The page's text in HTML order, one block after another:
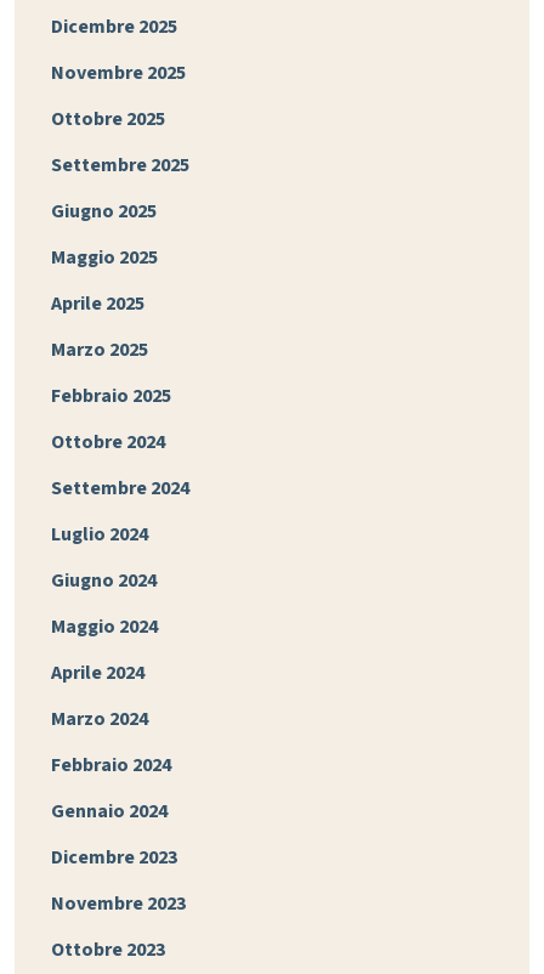
Dicembre 2025
Novembre 2025
Ottobre 2025
Settembre 2025
Giugno 2025
Maggio 2025
Aprile 2025
Marzo 2025
Febbraio 2025
Ottobre 2024
Settembre 2024
Luglio 2024
Giugno 2024
Maggio 2024
Aprile 2024
Marzo 2024
Febbraio 2024
Gennaio 2024
Dicembre 2023
Novembre 2023
Ottobre 2023